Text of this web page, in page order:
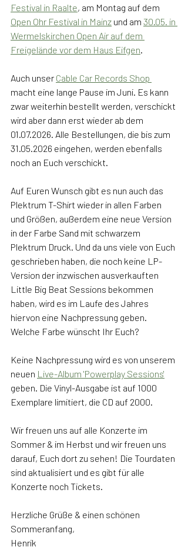
Festival in Raalte, am Montag auf dem
Open Ohr Festival in Mainz und am 30.05. in
Wermelskirchen Open Air auf dem
Freigelände vor dem Haus Eifgen.
Auch unser Cable Car Records Shop
macht eine lange Pause im Juni. Es kann
zwar weiterhin bestellt werden, verschickt
wird aber dann erst wieder ab dem
01.07.2026. Alle Bestellungen, die bis zum
31.05.2026 eingehen, werden ebenfalls
noch an Euch verschickt.
Auf Euren Wunsch gibt es nun auch das
Plektrum T-Shirt wieder in allen Farben
und Größen, außerdem eine neue Version
in der Farbe Sand mit schwarzem
Plektrum Druck. Und da uns viele von Euch
geschrieben haben, die noch keine LP-
Version der inzwischen ausverkauften
Little Big Beat Sessions bekommen
haben, wird es im Laufe des Jahres
hiervon eine Nachpressung geben.
Welche Farbe wünscht Ihr Euch?
Keine Nachpressung wird es von unserem
neuen Live-Album 'Powerplay Sessions'
geben. Die Vinyl-Ausgabe ist auf 1000
Exemplare limitiert, die CD auf 2000.
Wir freuen uns auf alle Konzerte im
Sommer & im Herbst und wir freuen uns
darauf, Euch dort zu sehen! Die Tourdaten
sind aktualisiert und es gibt für alle
Konzerte noch Tickets.
Herzliche Grüße & einen schönen
Sommeranfang,
Henrik